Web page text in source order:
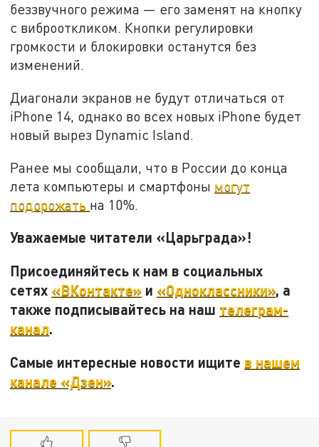
беззвучного режима — его заменят на кнопку
с виброоткликом. Кнопки регулировки
громкости и блокировки останутся без
изменений.
Диагонали экранов не будут отличаться от
iPhone 14, однако во всех новых iPhone будет
новый вырез Dynamic Island.
Ранее мы сообщали, что в России до конца
лета компьютеры и смартфоны могут
подорожать на 10%.
Уважаемые читатели «Царьграда»!
Присоединяйтесь к нам в социальных
сетях «ВКонтакте» и «Одноклассники», а
также подписывайтесь на наш телеграм-
канал.
Самые интересные новости ищите в нашем
канале «Дзен».